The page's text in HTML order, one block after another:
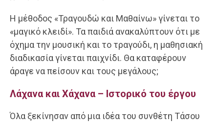
Η μέθοδος «Τραγουδώ και Μαθαίνω» γίνεται το
«μαγικό κλειδί». Τα παιδιά ανακαλύπτουν ότι με
όχημα την μουσική και το τραγούδι, η μαθησιακή
διαδικασία γίνεται παιχνίδι. Θα καταφέρουν
άραγε να πείσουν και τους μεγάλους;
Λάχανα και Χάχανα – Ιστορικό του έργου
Όλα ξεκίνησαν από μια ιδέα του συνθέτη Τάσου